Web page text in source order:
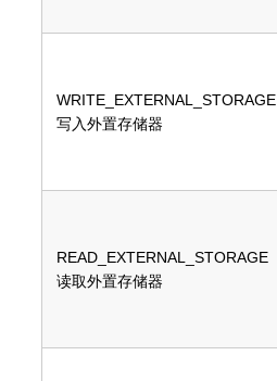
WRITE_EXTERNAL_STORAGE
写入外置存储器
READ_EXTERNAL_STORAGE
读取外置存储器